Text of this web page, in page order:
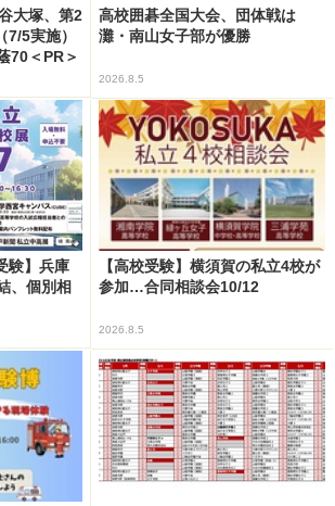
大塚、第2
5実施）
70＜PR＞
高校囲碁全国大会、団体戦は
灘・南山女子部が優勝
2026.8.5
験】兵庫
、個別相
【高校受験】横須賀の私立4校が
参加…合同相談会10/12
2026.8.5